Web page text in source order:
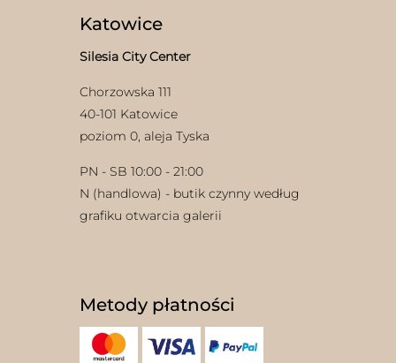
Katowice
Silesia City Center
Chorzowska 111
40-101 Katowice
poziom 0, aleja Tyska
PN - SB 10:00 - 21:00
N (handlowa) - butik czynny według
grafiku otwarcia galerii
Metody płatności